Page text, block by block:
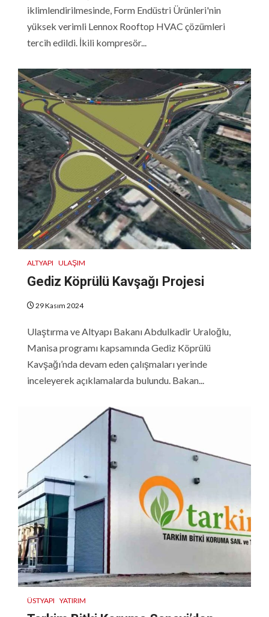
iklimlendirilmesinde, Form Endüstri Ürünleri'nin
yüksek verimli Lennox Rooftop HVAC çözümleri
tercih edildi. İkili kompresör...
ALTYAPI ULAŞIM
Gediz Köprülü Kavşağı Projesi
29 Kasım 2024
Ulaştırma ve Altyapı Bakanı Abdulkadir Uraloğlu,
Manisa programı kapsamında Gediz Köprülü
Kavşağı’nda devam eden çalışmaları yerinde
inceleyerek açıklamalarda bulundu. Bakan...
ÜSTYAPI YATIRIM